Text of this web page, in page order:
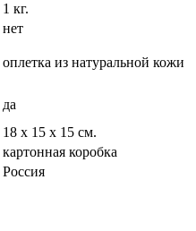
1 кг.
нет
оплетка из натуральной кожи
да
18 х 15 х 15 см.
картонная коробка
Россия